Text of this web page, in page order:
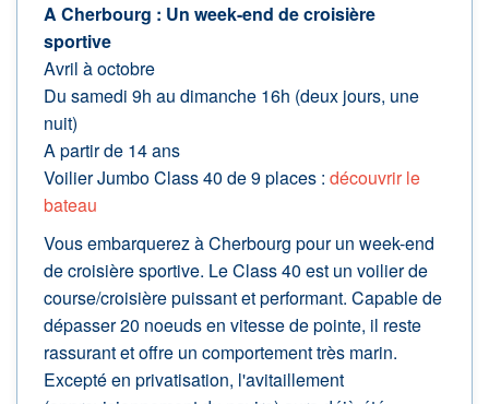
A Cherbourg : Un week-end de croisière
sportive
Avril à octobre
Du samedi 9h au dimanche 16h (deux jours, une
nuit)
A partir de 14 ans
Voilier Jumbo Class 40 de 9 places : découvrir le
bateau
Vous embarquerez à Cherbourg pour un week-end
de croisière sportive. Le Class 40 est un voilier de
course/croisière puissant et performant. Capable de
dépasser 20 noeuds en vitesse de pointe, il reste
rassurant et offre un comportement très marin.
Excepté en privatisation, l'avitaillement